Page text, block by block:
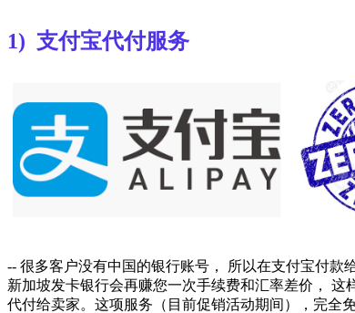
1) 支付宝代付服务
-- 很多客户没有中国的银行账号， 所以在支付宝付
新加坡发卡银行会再赚您一次手续费和汇率差价， 这
代付给卖家。这项服务（目前促销活动期间），完全